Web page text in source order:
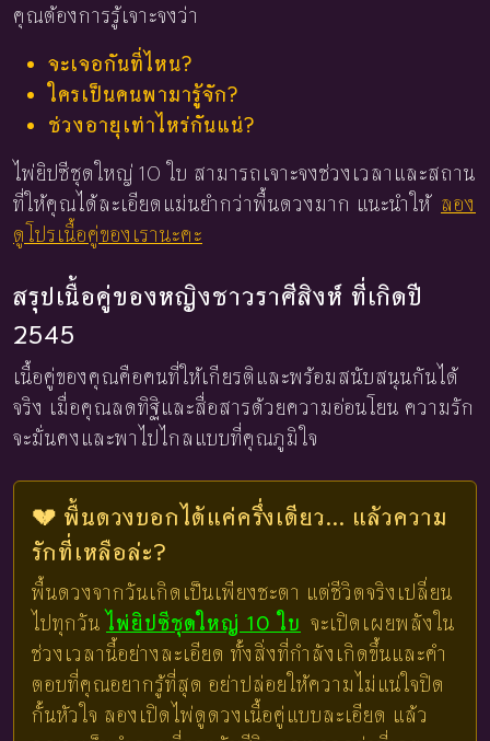
คุณต้องการรู้เจาะจงว่า
จะเจอกันที่ไหน?
ใครเป็นคนพามารู้จัก?
ช่วงอายุเท่าไหร่กันแน่?
ไพ่ยิปซีชุดใหญ่ 10 ใบ สามารถเจาะจงช่วงเวลาและสถาน
ที่ให้คุณได้ละเอียดแม่นยำกว่าพื้นดวงมาก แนะนำให้ ลอง
ดูโปรเนื้อคู่ของเรานะคะ
สรุปเนื้อคู่ของหญิงชาวราศีสิงห์ ที่เกิดปี
2545
เนื้อคู่ของคุณคือคนที่ให้เกียรติและพร้อมสนับสนุนกันได้
จริง เมื่อคุณลดทิฐิและสื่อสารด้วยความอ่อนโยน ความรัก
จะมั่นคงและพาไปไกลแบบที่คุณภูมิใจ
💔 พื้นดวงบอกได้แค่ครึ่งเดียว... แล้วความ
รักที่เหลือล่ะ?
พื้นดวงจากวันเกิดเป็นเพียงชะตา แต่ชีวิตจริงเปลี่ยน
ไปทุกวัน ไพ่ยิปซีชุดใหญ่ 10 ใบ จะเปิดเผยพลังใน
ช่วงเวลานี้อย่างละเอียด ทั้งสิ่งที่กำลังเกิดขึ้นและคำ
ตอบที่คุณอยากรู้ที่สุด อย่าปล่อยให้ความไม่แน่ใจปิด
กั้นหัวใจ ลองเปิดไพ่ดูดวงเนื้อคู่แบบละเอียด แล้ว